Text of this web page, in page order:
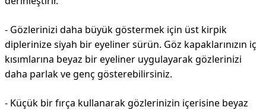
- Gözlerinizi daha büyük göstermek için üst kirpik
diplerinize siyah bir eyeliner sürün. Göz kapaklarınızın iç
kısımlarına beyaz bir eyeliner uygulayarak gözlerinizi
daha parlak ve genç gösterebilirsiniz.
- Küçük bir fırça kullanarak gözlerinizin içerisine beyaz